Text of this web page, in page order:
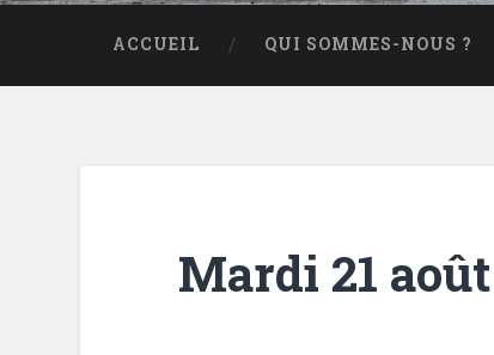
ACCUEIL QUI SOMMES-NOUS ?
Mardi 21